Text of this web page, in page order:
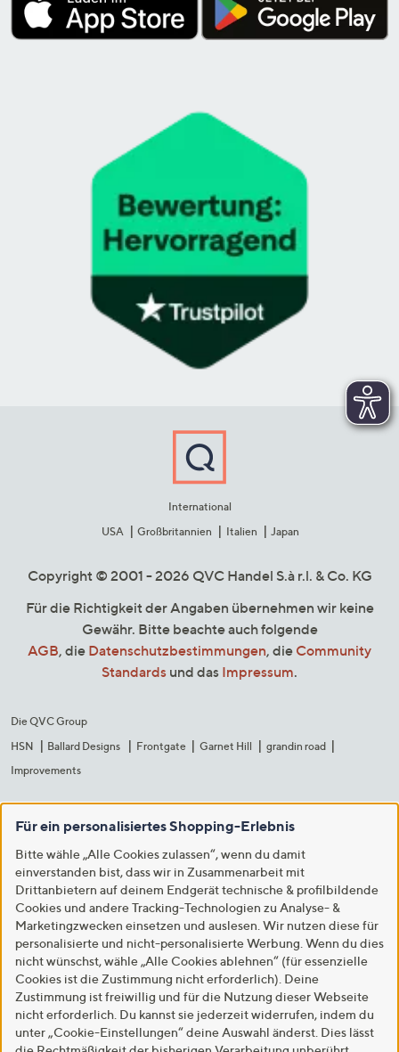
International
USA
Großbritannien Italien Japan
Copyright © 2001 - 2026 QVC Handel S.à r.l. & Co. KG
Für die Richtigkeit der Angaben übernehmen wir keine
Gewähr. Bitte beachte auch folgende
AGB, die Datenschutzbestimmungen, die Community
Standards und das Impressum.
Die QVC Group
HSN
Ballard Designs Frontgate Garnet Hill
grandin road
Improvements
Für ein personalisiertes Shopping-Erlebnis
Bitte wähle „Alle Cookies zulassen“, wenn du damit
einverstanden bist, dass wir in Zusammenarbeit mit
Drittanbietern auf deinem Endgerät technische & profilbildende
Cookies und andere Tracking-Technologien zu Analyse- &
Marketingzwecken einsetzen und auslesen. Wir nutzen diese für
personalisierte und nicht-personalisierte Werbung. Wenn du dies
nicht wünschst, wähle „Alle Cookies ablehnen“ (für essenzielle
Cookies ist die Zustimmung nicht erforderlich). Deine
Zustimmung ist freiwillig und für die Nutzung dieser Webseite
nicht erforderlich. Du kannst sie jederzeit widerrufen, indem du
unter „Cookie-Einstellungen“ deine Auswahl änderst. Dies lässt